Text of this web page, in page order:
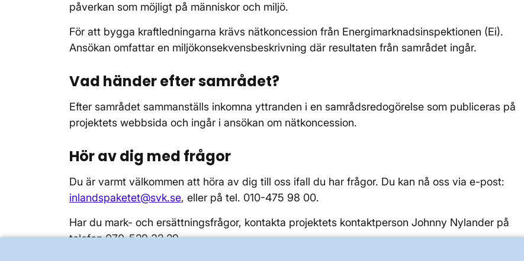
påverkan som möjligt på människor och miljö.
För att bygga kraftledningarna krävs nätkoncession från Energimarknadsinspektionen (Ei).
Ansökan omfattar en miljökonsekvensbeskrivning där resultaten från samrådet ingår.
Vad händer efter samrådet?
Efter samrådet sammanställs inkomna yttranden i en samrådsredogörelse som publiceras på
projektets webbsida och ingår i ansökan om nätkoncession.
Hör av dig med frågor
Du är varmt välkommen att höra av dig till oss ifall du har frågor. Du kan nå oss via e-post:
inlandspaketet@svk.se, eller på tel. 010-475 98 00.
Har du mark- och ersättningsfrågor, kontakta projektets kontaktperson Johnny Nylander på
telefon 070-529 32 29.